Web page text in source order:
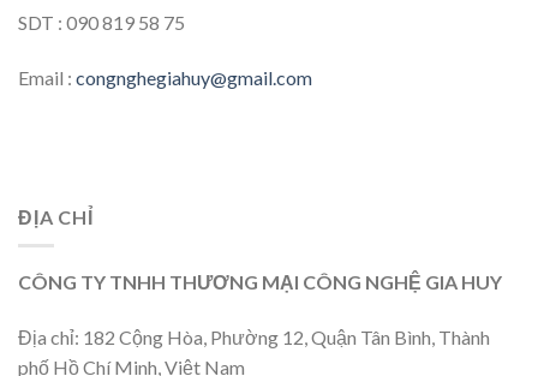
SDT : 090 819 58 75
Email : congnghegiahuy@gmail.com
ĐỊA CHỈ
CÔNG TY TNHH THƯƠNG MẠI CÔNG NGHỆ GIA HUY
Địa chỉ: 182 Cộng Hòa, Phường 12, Quận Tân Bình, Thành
phố Hồ Chí Minh, Việt Nam